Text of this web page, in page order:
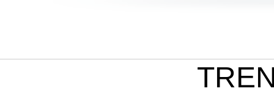
4080 Email:
Bbm: 7CD899C3 Addresh:
Park, Jl. Raya Babakan Madang